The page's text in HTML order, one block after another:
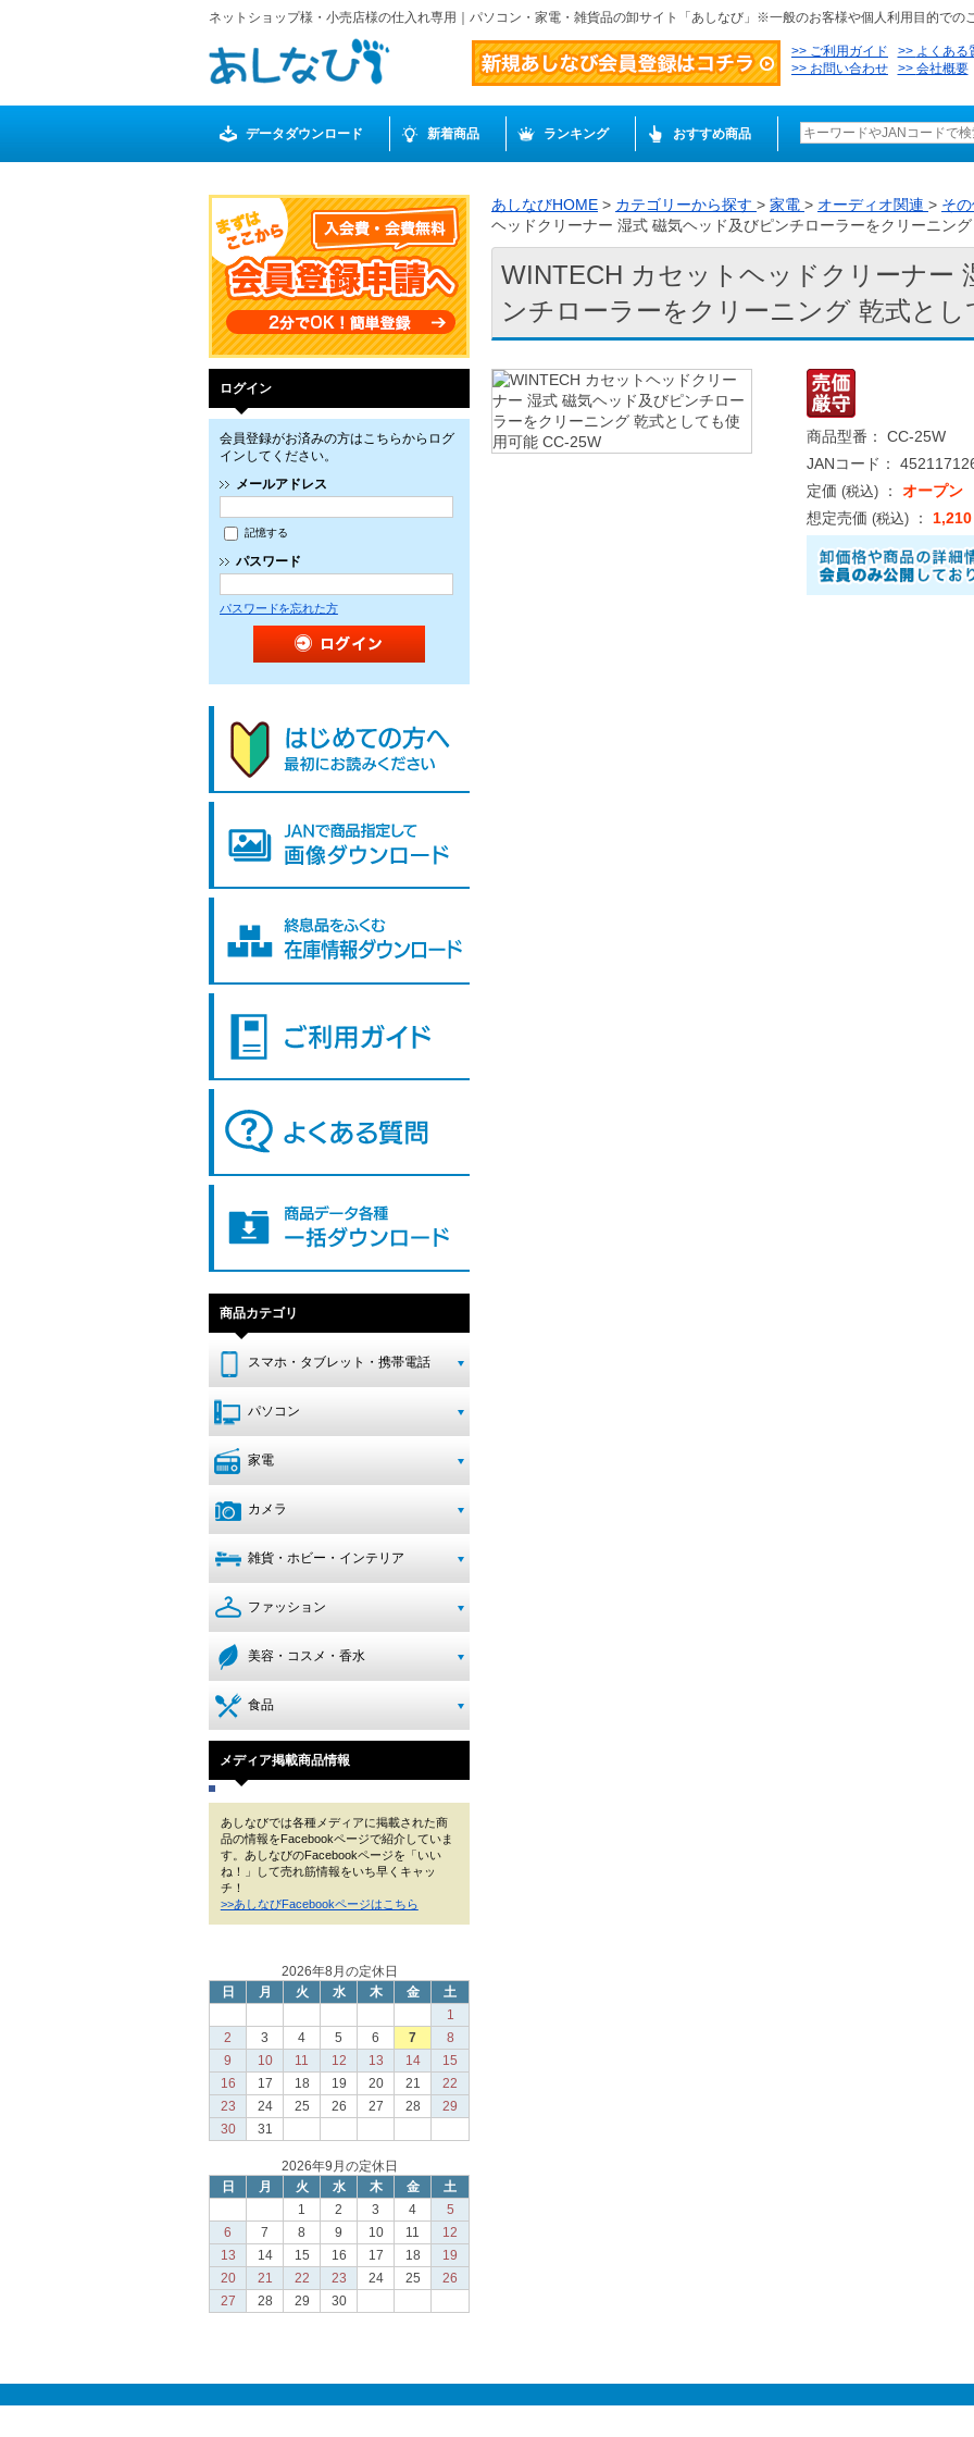
ネットショップ様・小売店様の仕入れ専用｜パソコン・家電・雑貨品の卸サイト「あしなび」※一般のお客様や個人利用目的での
ご利用ガイド
よくある
お問い合わせ
会社概要
データダウンロード 新着商品 ランキング おすすめ商品
ログイン
会員登録がお済みの方はこちらからログ
インしてください。
メールアドレス
記憶する
パスワード
パスワードを忘れた方
商品カテゴリ
スマホ・タブレット・携帯電話
パソコン
家電
カメラ
雑貨・ホビー・インテリア
ファッション
美容・コスメ・香水
食品
メディア掲載商品情報
あしなびでは各種メディアに掲載された商
品の情報をFacebookページで紹介していま
す。あしなびのFacebookページを「いい
ね！」して売れ筋情報をいち早くキャッ
チ！
>>あしなびFacebookページはこちら
2026年8月の定休日
日
月 火 水 木 金
土
1
2
3 4 5 6 7
8
9
10 11 12 13 14
15
16
17 18 19 20 21
22
23
24 25 26 27 28
29
30
31
2026年9月の定休日
日
月 火 水 木 金
土
1
2 3 4
5
6
7 8 9 10 11
12
13
14 15 16 17 18
19
20
21 22 23 24 25
26
27
28 29 30
あしなびHOME > カテゴリーから探す > 家電 > オーディオ関連 > そ
ヘッドクリーナー 湿式 磁気ヘッド及びピンチローラーをクリーニン
WINTECH カセットヘッドクリーナー
ンチローラーをクリーニング 乾式とし
商品型番： CC-25W
JANコード：
定価 (税込) ： オープン
想定売価 (税込) ：